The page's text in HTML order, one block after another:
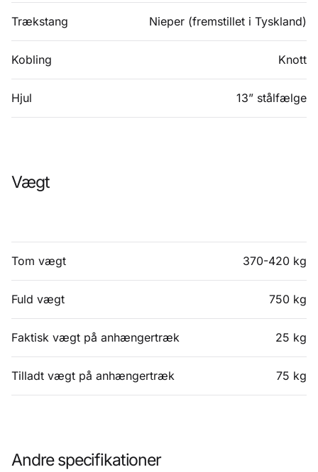
Trækstang Nieper (fremstillet i Tyskland)
Kobling Knott
Hjul 13” stålfælge
Vægt
Tom vægt 370-420 kg
Fuld vægt 750 kg
Faktisk vægt på anhængertræk 25 kg
Tilladt vægt på anhængertræk 75 kg
Andre specifikationer